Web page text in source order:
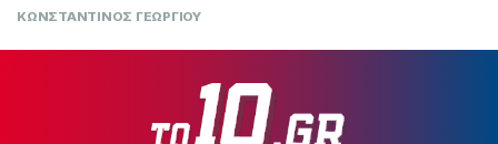
ΚΩΝΣΤΑΝΤΙΝΟΣ ΓΕΩΡΓΙΟΥ